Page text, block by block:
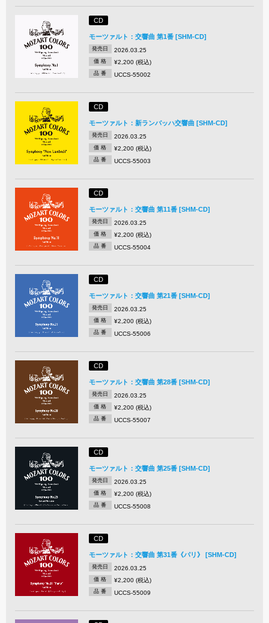
CD
モーツァルト：交響曲 第1番 [SHM-CD]
発売日 2026.03.25
価 格 ¥2,200 (税込)
品 番 UCCS-55002
CD
モーツァルト：新ランバッハ交響曲 [SHM-CD]
発売日 2026.03.25
価 格 ¥2,200 (税込)
品 番 UCCS-55003
CD
モーツァルト：交響曲 第11番 [SHM-CD]
発売日 2026.03.25
価 格 ¥2,200 (税込)
品 番 UCCS-55004
CD
モーツァルト：交響曲 第21番 [SHM-CD]
発売日 2026.03.25
価 格 ¥2,200 (税込)
品 番 UCCS-55006
CD
モーツァルト：交響曲 第28番 [SHM-CD]
発売日 2026.03.25
価 格 ¥2,200 (税込)
品 番 UCCS-55007
CD
モーツァルト：交響曲 第25番 [SHM-CD]
発売日 2026.03.25
価 格 ¥2,200 (税込)
品 番 UCCS-55008
CD
モーツァルト：交響曲 第31番《パリ》 [SHM-CD]
発売日 2026.03.25
価 格 ¥2,200 (税込)
品 番 UCCS-55009